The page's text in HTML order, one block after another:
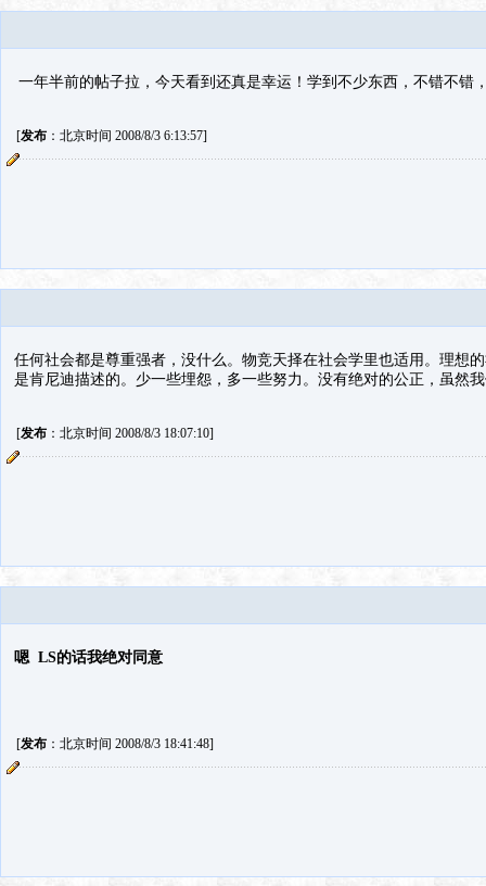
一年半前的帖子拉，今天看到还真是幸运！学到不少东西，不错不错
[发布：北京时间 2008/8/3 6:13:57]
任何社会都是尊重强者，没什么。物竞天择在社会学里也适用。理想
是肯尼迪描述的。少一些埋怨，多一些努力。没有绝对的公正，虽然
[发布：北京时间 2008/8/3 18:07:10]
嗯 LS的话我绝对同意
[发布：北京时间 2008/8/3 18:41:48]